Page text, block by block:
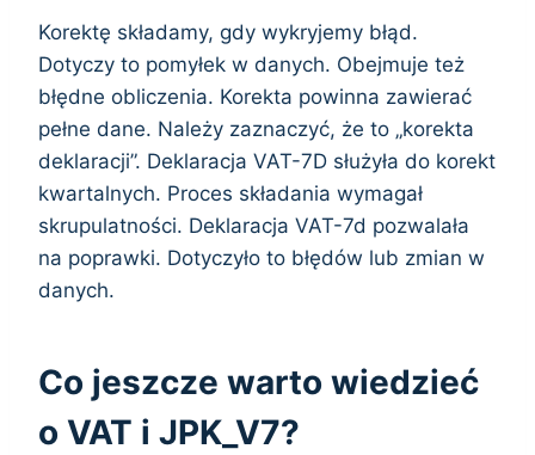
Korektę składamy, gdy wykryjemy błąd.
Dotyczy to pomyłek w danych. Obejmuje też
błędne obliczenia. Korekta powinna zawierać
pełne dane. Należy zaznaczyć, że to „korekta
deklaracji”. Deklaracja VAT-7D służyła do korekt
kwartalnych. Proces składania wymagał
skrupulatności. Deklaracja VAT-7d pozwalała
na poprawki. Dotyczyło to błędów lub zmian w
danych.
Co jeszcze warto wiedzieć
o VAT i JPK_V7?